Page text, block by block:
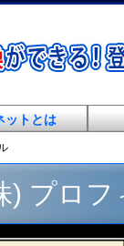
ットとは
) プロフ